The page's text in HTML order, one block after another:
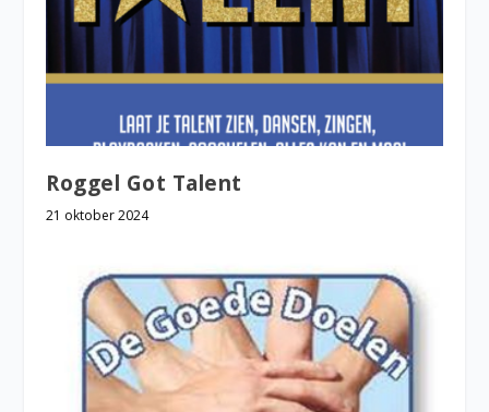
Roggel Got Talent
21 oktober 2024